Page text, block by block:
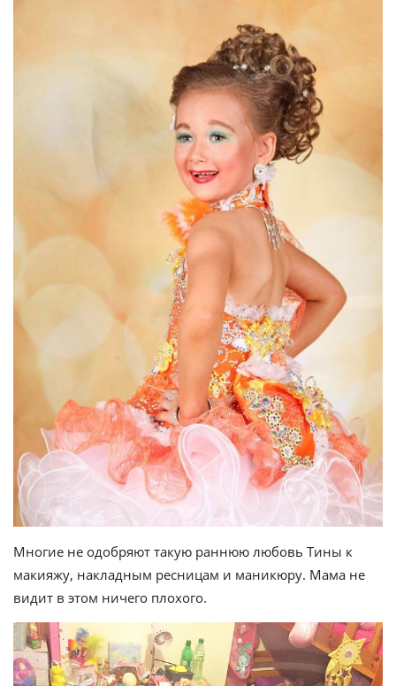
Многие не одобряют такую раннюю любовь Тины к
макияжу, накладным ресницам и маникюру. Мама не
видит в этом ничего плохого.